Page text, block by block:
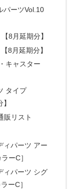
パーツVol.10
8月延期分】
8月延期分】
キャスター
タイプ
販リスト
ィパーツ アー
ーC］
ィパーツ シグ
ーC］